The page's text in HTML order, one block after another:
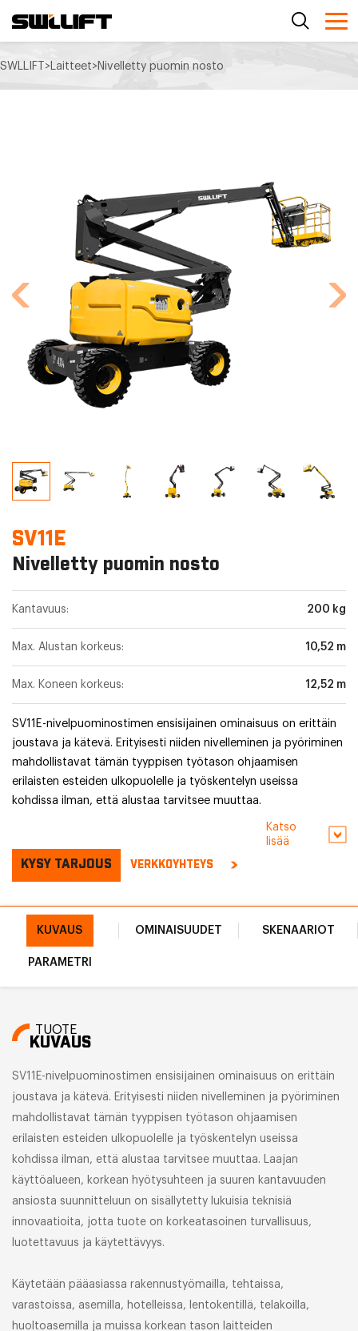
SWLLIFT> Laitteet>Nivelletty puomin nosto
SV11E
Nivelletty puomin nosto
Kantavuus: 200 kg
Max. Alustan korkeus: 10,52 m
Max. Koneen korkeus: 12,52 m
SV11E-nivelpuominostimen ensisijainen ominaisuus on erittäin
joustava ja kätevä. Erityisesti niiden nivelleminen ja pyöriminen
mahdollistavat tämän tyyppisen työtason ohjaamisen
erilaisten esteiden ulkopuolelle ja työskentelyn useissa
kohdissa ilman, että alustaa tarvitsee muuttaa.
Katso
lisää
KYSY TARJOUS VERKKOYHTEYS
KUVAUS OMINAISUUDET SKENAARIOT
PARAMETRI
TUOTE
KUVAUS
SV11E-nivelpuominostimen ensisijainen ominaisuus on erittäin
joustava ja kätevä. Erityisesti niiden nivelleminen ja pyöriminen
mahdollistavat tämän tyyppisen työtason ohjaamisen
erilaisten esteiden ulkopuolelle ja työskentelyn useissa
kohdissa ilman, että alustaa tarvitsee muuttaa. Laajan
käyttöalueen, korkean hyötysuhteen ja suuren kantavuuden
ansiosta suunnitteluun on sisällytetty lukuisia teknisiä
innovaatioita, jotta tuote on korkeatasoinen turvallisuus,
luotettavuus ja käytettävyys.
Käytetään pääasiassa rakennustyömailla, tehtaissa,
varastoissa, asemilla, hotelleissa, lentokentillä, telakoilla,
huoltoasemilla ja muissa korkean tason laitteiden